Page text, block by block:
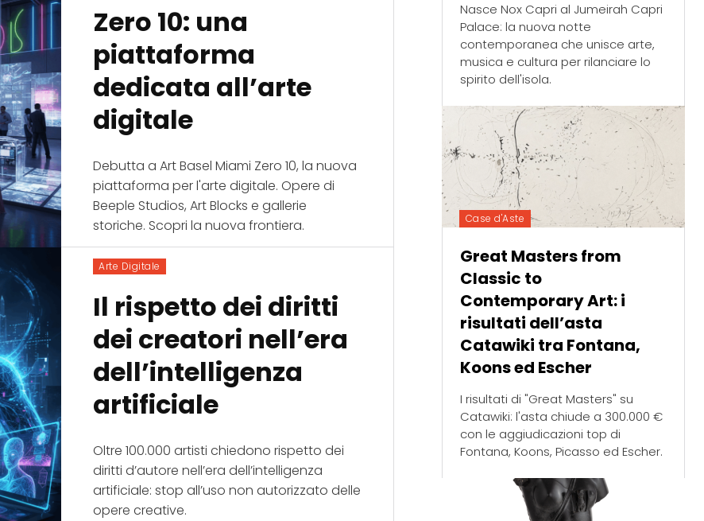
Zero 10: una
piattaforma
dedicata all’arte
digitale
Debutta a Art Basel Miami Zero 10, la nuova
piattaforma per l'arte digitale. Opere di
Beeple Studios, Art Blocks e gallerie
storiche. Scopri la nuova frontiera.
Arte Digitale
Il rispetto dei diritti
dei creatori nell’era
dell’intelligenza
artificiale
Oltre 100.000 artisti chiedono rispetto dei
diritti d’autore nell’era dell’intelligenza
artificiale: stop all’uso non autorizzato delle
opere creative.
Nasce Nox Capri al Jumeirah Capri
Palace: la nuova notte
contemporanea che unisce arte,
musica e cultura per rilanciare lo
spirito dell'isola.
Case d'Aste
Great Masters from
Classic to
Contemporary Art: i
risultati dell’asta
Catawiki tra Fontana,
Koons ed Escher
I risultati di "Great Masters" su
Catawiki: l'asta chiude a 300.000 €
con le aggiudicazioni top di
Fontana, Koons, Picasso ed Escher.